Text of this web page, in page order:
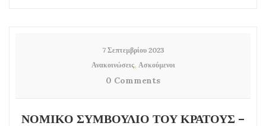
7 Σεπτεμβρίου 2023
Ανακοινώσεις, Ασκούμενοι
0 Comments
ΝΟΜΙΚΟ ΣΥΜΒΟΥΛΙΟ ΤΟΥ ΚΡΑΤΟΥΣ –